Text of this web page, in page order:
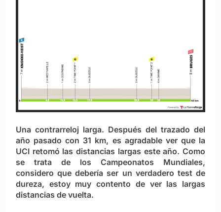
Una contrarreloj larga. Después del trazado del
año pasado con 31 km, es agradable ver que la
UCI retomó las distancias largas este año. Como
se trata de los Campeonatos Mundiales,
considero que debería ser un verdadero test de
dureza, estoy muy contento de ver las largas
distancias de vuelta.